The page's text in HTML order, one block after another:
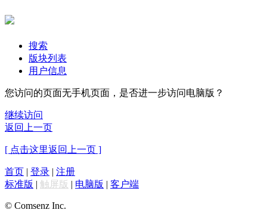
搜索
版块列表
用户信息
您访问的页面无手机页面，是否进一步访问电脑版？
继续访问
返回上一页
[ 点击这里返回上一页 ]
首页 | 登录 | 注册
标准版 | 触屏版 | 电脑版 | 客户端
© Comsenz Inc.